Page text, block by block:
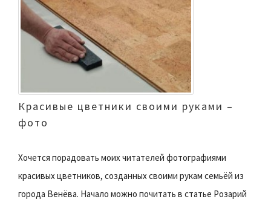
Красивые цветники своими руками –
фото
Хочется порадовать моих читателей фотографиями
красивых цветников, созданных своими рукам семьёй из
города Венёва. Начало можно почитать в статье Розарий